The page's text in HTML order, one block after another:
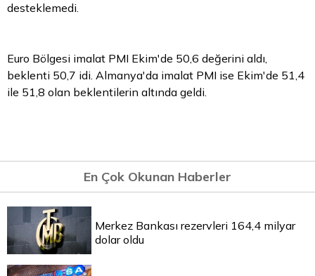
desteklemedi.
Euro Bölgesi imalat PMI Ekim'de 50,6 değerini aldı,
beklenti 50,7 idi. Almanya'da imalat PMI ise Ekim'de 51,4
ile 51,8 olan beklentilerin altında geldi.
En Çok Okunan Haberler
Merkez Bankası rezervleri 164,4 milyar
dolar oldu